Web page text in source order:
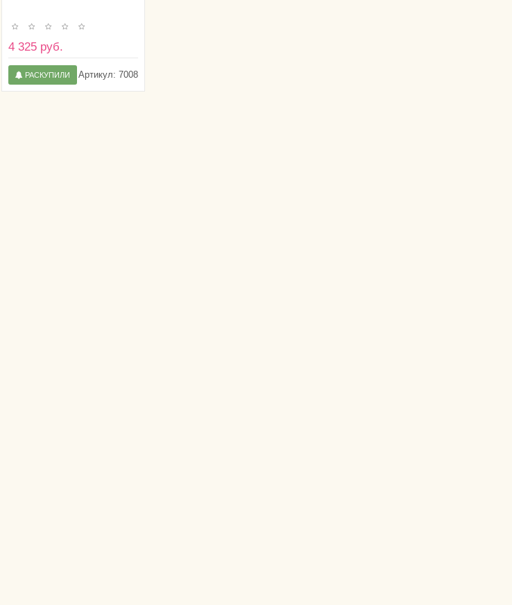
4 325 руб.
Артикул: 7008
РАСКУПИЛИ